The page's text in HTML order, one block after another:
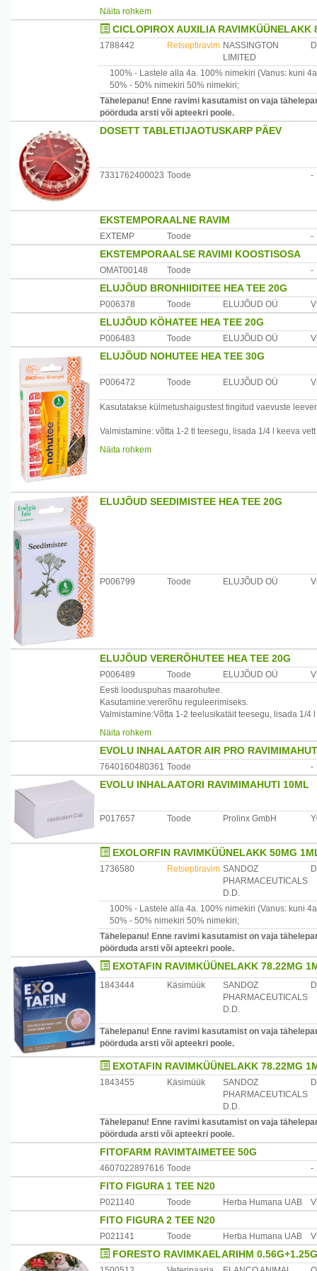
Ravimkaelarihm vabastab pidevalt toimeainet. Kirbud
ravimkaelarihma peale panekut. Kinnitunud puugid
lihtsalt eemaldada või langevad need ise maha.
näha kinnitunud puuke, kuid need vaid kaevuvad
Toime kirpude vastu kestab kuni 3 kuud.
Toime puukide vastu kestab kuni 8 nädalat.
4.5. Erihoiatused
Erihoiatused kasutamisel loomadel
Ravimkaelarihm on mõeldud välispidiseks
Ravimkaelarihma toimeainele tundlikel inimestel
loputada koheselt rohke veega.
Hoida pakendit korralikult suletuna kuni kasutamiseni.
Preparaadi käsitsemisel mitte süüa, juua ega suitsetada.
Bolfo Flea Collar'it ei tohiks käsitseda naised raseduse
Hoiatus: Bolfo Flea Collarit kandvad lemmikloomad
Näita rohkem
CICLOPIROX AUXILIA RAVIMKÜÜNELAKK
1788442 Retseptiravim NASSINGTON
LIMITED
100% - Lastele alla 4a. 100% nimekiri (Vanus: kuni
50% - 50% nimekiri 50% nimekiri;
Tähelepanu! Enne ravimi kasutamist on vaja
pöörduda arsti või apteekri poole.
DOSETT TABLETIJAOTUSKARP PÄEV
7331762400023 Toode -
EKSTEMPORAALNE RAVIM
EXTEMP Toode -
EKSTEMPORAALSE RAVIMI KOOSTISOSA
OMAT00148 Toode -
ELUJÕUD BRONHIIDITEE HEA TEE 20G
P006378 Toode ELUJÕUD OÜ
ELUJÕUD KÖHATEE HEA TEE 20G
P006483 Toode ELUJÕUD OÜ
ELUJÕUD NOHUTEE HEA TEE 30G
P006472 Toode ELUJÕUD OÜ
Kasutatakse külmetushaigustest tingitud vaevuste
Valmistamine: võtta 1-2 tl teesegu, lisada 1/4 l keeva
Koostis: piparmündi lehed, paiseleht, kibuvitsa marjad,
Näita rohkem
ELUJÕUD SEEDIMISTEE HEA TEE 20G
P006799 Toode ELUJÕUD OÜ
ELUJÕUD VERERÕHUTEE HEA TEE 20G
P006489 Toode ELUJÕUD OÜ
Eesti looduspuhas maarohutee.
Kasutamine:vererõhu reguleerimiseks.
Valmistamine:Võtta 1-2 teelusikatäit teesegu, lisada 1/4
Juua lonkshaaval 1/2-1 klaasitäit korraga 3-4 korda
Koostis:veiste-südamerohi(herba Leonuri), hiirekõrva
soo-kassiurb(herba Gnapalii), piparmünt(folium
kaselehed(folium Betulae).
Hoiatus:Hoida lastele kättesaamatus kohas! Säilitada
Tootja:Elujõud OÜ, Suure-Jaani vald, Viljandimaa,
Näita rohkem
EVOLU INHALAATOR AIR PRO
7640160480361 Toode -
EVOLU INHALAATORI RAVIMIMAHUTI 10ML
P017657 Toode Prolinx GmbH
EXOLORFIN RAVIMKÜÜNELAKK 50MG
1736580 Retseptiravim SANDOZ
PHARMACEUTICALS
D.D.
100% - Lastele alla 4a. 100% nimekiri (Vanus: kuni
50% - 50% nimekiri 50% nimekiri;
Tähelepanu! Enne ravimi kasutamist on vaja
pöörduda arsti või apteekri poole.
EXOTAFIN RAVIMKÜÜNELAKK 78.22MG
1843444 Käsimüük
SANDOZ
PHARMACEUTICALS
D.D.
Tähelepanu! Enne ravimi kasutamist on vaja
pöörduda arsti või apteekri poole.
EXOTAFIN RAVIMKÜÜNELAKK 78.22MG
1843455 Käsimüük
SANDOZ
PHARMACEUTICALS
D.D.
Tähelepanu! Enne ravimi kasutamist on vaja
pöörduda arsti või apteekri poole.
FITOFARM RAVIMTAIMETEE 50G
4607022897616 Toode -
FITO FIGURA 1 TEE N20
P021140 Toode Herba Humana UAB
FITO FIGURA 2 TEE N20
P021141 Toode Herba Humana UAB
FORESTO RAVIMKAELARIHM